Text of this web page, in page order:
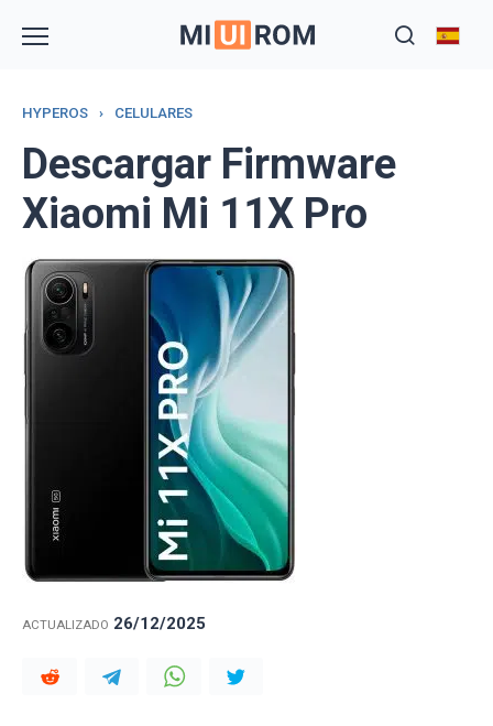
HYPEROS › CELULARES
Descargar Firmware
Xiaomi Mi 11X Pro
ACTUALIZADO 26/12/2025